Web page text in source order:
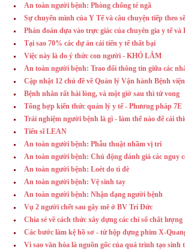
An toàn người bệnh: Phòng chống té ngã
Sự chuyển mình của Y Tế và câu chuyện tiếp theo
Phán đoán dựa vào trực giác của chuyên gia y tế và
Tại sao 70% các dự án cải tiến y tế thất bại
Việc này là do ý thức con người - KHÓ LẮM
An toàn người bệnh: Trao đổi thông tin giữa các
Cập nhật 12 chủ đề về Quản lý Vận hành Bệnh
Bệnh nhân rất hài lòng, và một giờ sau thì tử vong
Tổng hợp kiến thức quản lý y tế - Phương pháp 7E
Trải nghiệm người bệnh là gì - làm thế nào để cải
Tiến sĩ LEAN
An toàn người bệnh: Phẫu thuật nhầm vị trí
An toàn người bệnh: Chủ động đánh giá các nguy
An toàn người bệnh: Loét do tì đè
An toàn người bệnh: Vệ sinh tay
An toàn người bệnh: Nhận dạng người bệnh
Vụ 2 người chết sau gây mê ở BV Trí Đức
Chia sẻ về cách thức xây dựng các chỉ số chất lượng
Các bước làm kệ hồ sơ - từ hộp đựng phim X-
Vì sao văn hóa là nguồn gốc của quá trình tạo sinh